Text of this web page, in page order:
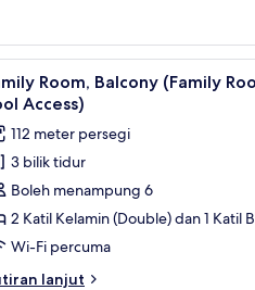
papan seterika Family
6
Room, Balcony (Family
Access)
112 meter persegi
3 bilik tidur
Boleh menampung 6
2 Katil Kelamin (Double) dan 1 Katil
Wi-Fi percuma
lanjut